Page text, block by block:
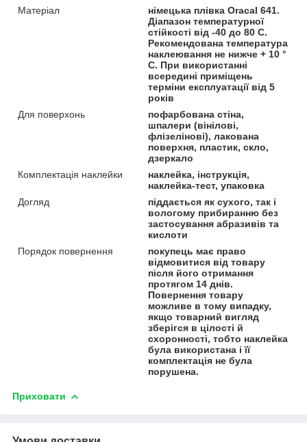
Матеріал
німецька плівка Oracal 641.
Діапазон температурної
стійкості від -40 до 80 С.
Рекомендована температура
наклеювання не нижче + 10 °
С. При використанні
всередині приміщень
терміни експлуатації від 5
років
Для поверхонь
пофарбована стіна,
шпалери (вінілові,
флізелінові), лакована
поверхня, пластик, скло,
дзеркало
Комплектація наклейки
наклейка, інструкція,
наклейка-тест, упаковка
Догляд
піддається як сухого, так і
вологому прибиранню без
застосування абразивів та
кислоти
Порядок повернення
покупець має право
відмовитися від товару
після його отримання
протягом 14 днів.
Повернення товару
можливе в тому випадку,
якщо товарний вигляд
зберігся в цілості й
схоронності, тобто наклейка
була використана і її
комплектація не була
порушена.
Приховати